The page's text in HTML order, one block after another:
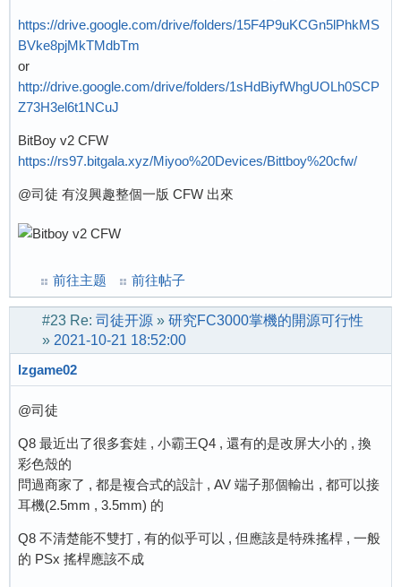
https://drive.google.com/drive/folders/15F4P9uKCGn5lPhkMS
BVke8pjMkTMdbTm
or
http://drive.google.com/drive/folders/1sHdBiyfWhgUOLh0SCP
Z73H3el6t1NCuJ
BitBoy v2 CFW
https://rs97.bitgala.xyz/Miyoo%20Devices/Bittboy%20cfw/
@司徒 有沒興趣整個一版 CFW 出來
前往主题 前往帖子
#23 Re: 司徒开源 » 研究FC3000掌機的開源可行性
» 2021-10-21 18:52:00
lzgame02
@司徒
Q8 最近出了很多套娃 , 小霸王Q4 , 還有的是改屏大小的 , 換
彩色殼的
問過商家了 , 都是複合式的設計 , AV 端子那個輸出 , 都可以接
耳機(2.5mm , 3.5mm) 的
Q8 不清楚能不雙打 , 有的似乎可以 , 但應該是特殊搖桿 , 一般
的 PSx 搖桿應該不成